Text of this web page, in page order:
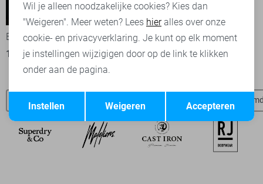
-50%
Ballin T-shirt
17,50 34,99
SisterS point sweater
49,95
No Excess SALE NO-EXCESS t-shirts NO-EXCESS
Terug Opslaan
Wil je alleen noodzakelijke cookies? Kies dan
"Weigeren". Meer weten? Lees hieralles over onze
cookie- en privacyverklaring. Je kunt op elk moment
je instellingen wijzigigen door op de link te klikken
onder aan de pagina.
Accepteren
Weigeren
Instellen